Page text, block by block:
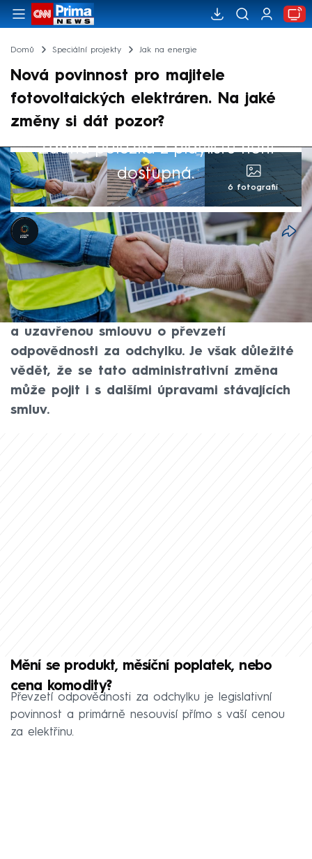
Domů Speciální projekty Jak na energie
Nová povinnost pro majitele
fotovoltaických elektráren. Na jaké
změny si dát pozor?
Žádná položka z playlistu není
dostupná.
6 fotografií
Komerční sdělení
25. čvc 2025, 07:18
První červenec letošního roku přinesl
majitelům fotovoltaických elektráren novou
povinnost. Nově musejí mít výrobní EAN kód
a uzavřenou smlouvu o převzetí
odpovědnosti za odchylku. Je však důležité
vědět, že se tato administrativní změna
může pojit i s dalšími úpravami stávajících
smluv.
Mění se produkt, měsíční poplatek, nebo
cena komodity?
Převzetí odpovědnosti za odchylku je legislativní
povinnost a primárně nesouvisí přímo s vaší cenou
za elektřinu.